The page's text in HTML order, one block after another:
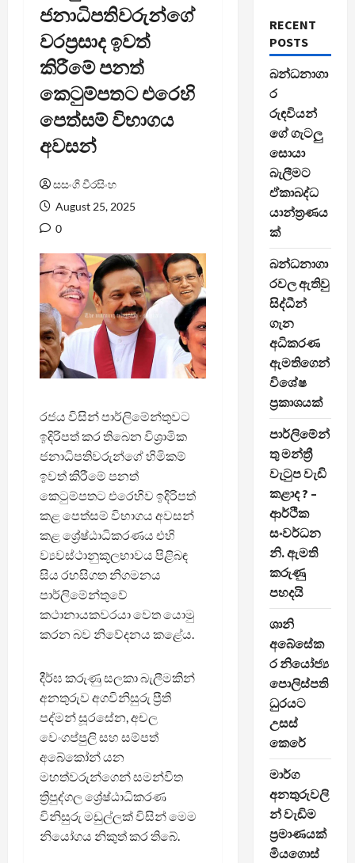
ජනාධිපතිවරුන්ගේ
වරප්‍රසාද ඉවත්
කිරීමේ පනත්
කෙටුම්පතට එරෙහි
පෙත්සම් විභාගය
අවසන්
සසංගි වීරසිංහ
August 25, 2025
0
රජය විසින් පාර්ලිමේන්තුවට
ඉදිරිපත් කර තිබෙන විශ්‍රාමික
ජනාධිපතිවරුන්ගේ හිමිකම්
ඉවත් කිරීමේ පනත්
කෙටුම්පතට එරෙහිව ඉදිරිපත්
කළ පෙත්සම් විභාගය අවසන්
කළ ශ්‍රේෂ්ඨාධිකරණය එහි
ව්‍යවස්ථානුකූලභාවය පිළිබඳ
සිය රහසිගත නිගමනය
පාර්ලිමේන්තුවේ
කථානායකවරයා වෙත යොමු
කරන බව නිවේදනය කළේය.
දීර්ඝ කරුණු සලකා බැලීමකින්
අනතුරුව අගවිනිසුරු ප්‍රීති
පද්මන් සූරසේන, අචල
වෙංගප්පුලි සහ සම්පත්
අබේකෝන් යන
මහත්වරුන්ගෙන් සමන්විත
ත්‍රිපුද්ගල ශ්‍රේෂ්ඨාධිකරණ
විනිසුරු මඩුල්ලක් විසින් මෙම
නියෝගය නිකුත් කර තිබේ.
RECENT
POSTS
බන්ධනාගා
ර
රුඳවියන්
ගේ ගැටලු
සොයා
බැලීමට
ඒකාබද්ධ
යාන්ත්‍රණය
ක්
බන්ධනාගා
රවල ඇතිවු
සිද්ධීන්
ගැන
අධිකරණ
ඇමතිගෙන්
විශේෂ
ප්‍රකාශයක්
පාර්ලිමේන්
තු මන්ත්‍රී
වැටුප වැඩි
කළාද ? –
ආර්ථික
සංවර්ධන
නි. ඇමති
කරුණු
පහදයි
ශානි
අබේසේක
ර නියෝජ්‍ය
පොලිස්පති
ධුරයට
උසස්
කෙරේ
මාර්ග
අනතුරුවලි
න් වැඩිම
ප්‍රමාණයක්
මියගොස්